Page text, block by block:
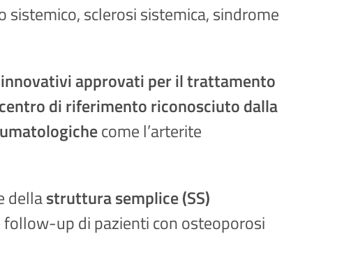
sclerosi sistemica, sindrome
approvati per il trattamento
di riferimento riconosciuto dalla
come l’arterite
dellastruttura semplice (SS)
follow-up di pazienti con osteoporosi